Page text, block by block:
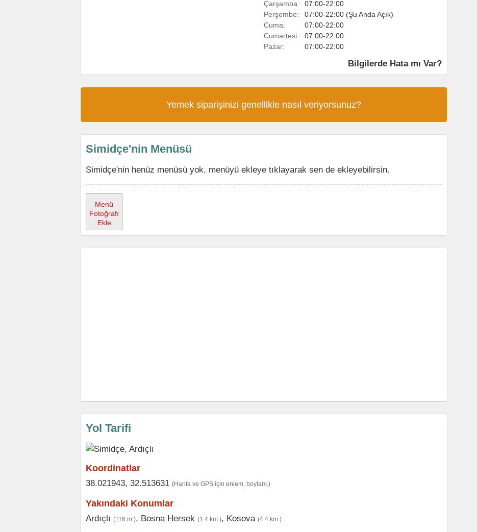
Çarşamba:
07:00-22:00
Perşembe:
07:00-22:00 (Şu Anda Açık)
Cuma:
07:00-22:00
Cumartesi:
07:00-22:00
Pazar:
07:00-22:00
Bilgilerde Hata mı Var?
Yemek siparişinizi genellikle nasıl veriyorsunuz?
Simidçe'nin Menüsü
Simidçe'nin henüz menüsü yok, menüyü ekleye tıklayarak sen de ekleyebilirsin.
Menü
Fotoğrafı
Ekle
Yol Tarifi
Koordinatlar
38.021943, 32.513631 (Harita ve GPS için enlem, boylam.)
Yakındaki Konumlar
Ardıçlı (116 m.), Bosna Hersek (1.4 km.), Kosova (4.4 km.)